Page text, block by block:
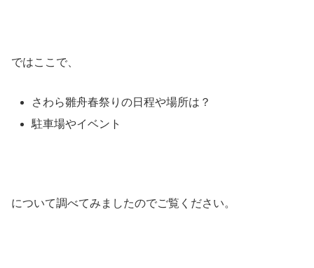
ではここで、
さわら雛舟春祭りの日程や場所は？
駐車場やイベント
について調べてみましたのでご覧ください。